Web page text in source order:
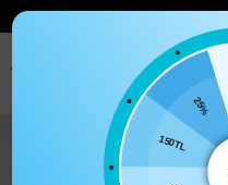
TÜM ÜRÜNLER
150TL
25%